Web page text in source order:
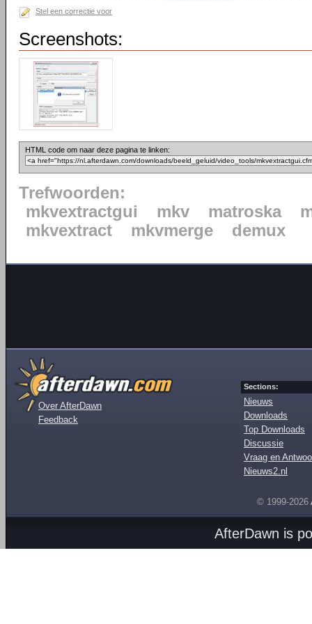
Stel een correctie voor
Screenshots:
HTML code om naar deze pagina te linken:
Trefwoorden:
mkvextractgui
mkv matroska
mkvextract
mkvmerge demux
Over AfterDawn
Feedback
Sections:
Nieuws
Downloads
Top Downloads
Discussie
Vraag en
Nieuws2.nl
© 1999-2026
AfterDawn is